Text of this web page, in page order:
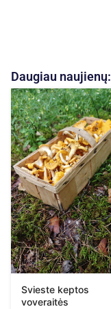
Daugiau naujienų:
Svieste keptos
voveraitės